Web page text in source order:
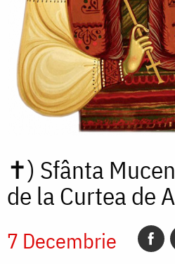
✝) Sfânta
de la Curtea de
7 Decembrie